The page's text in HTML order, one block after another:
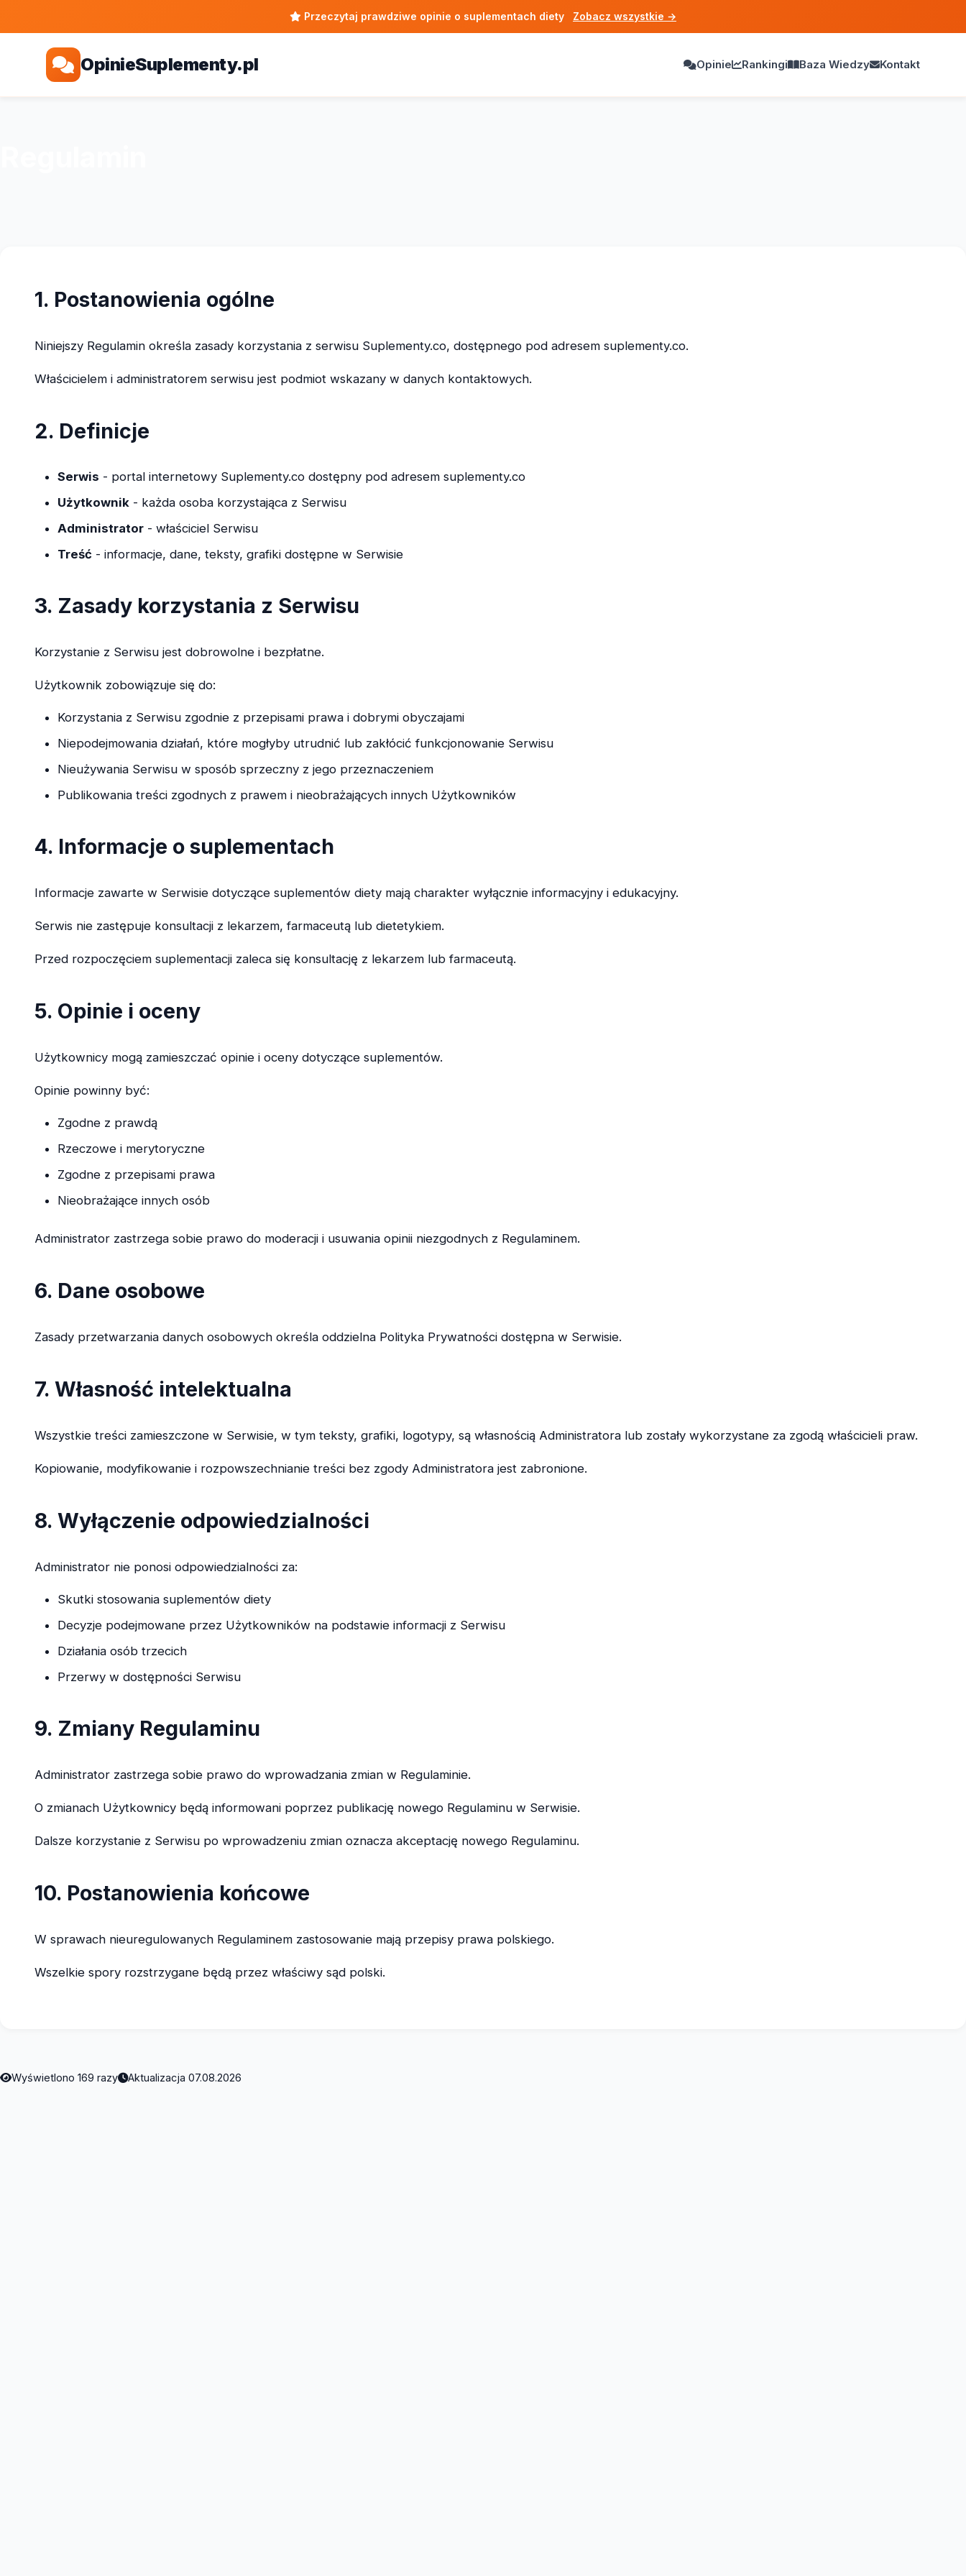
Przeczytaj prawdziwe opinie o suplementach diety Zobacz wszystkie →
OpinieSuplementy.pl Opinie Rankingi Baza Wiedzy Kontakt
1. Postanowienia ogólne
Niniejszy Regulamin określa zasady korzystania z serwisu Suplementy.co, dostępnego pod adresem suplementy.co.
Właścicielem i administratorem serwisu jest podmiot wskazany w danych kontaktowych.
2. Definicje
Serwis - portal internetowy Suplementy.co dostępny pod adresem suplementy.co
Użytkownik - każda osoba korzystająca z Serwisu
Administrator - właściciel Serwisu
Treść - informacje, dane, teksty, grafiki dostępne w Serwisie
3. Zasady korzystania z Serwisu
Korzystanie z Serwisu jest dobrowolne i bezpłatne.
Użytkownik zobowiązuje się do:
Korzystania z Serwisu zgodnie z przepisami prawa i dobrymi obyczajami
Niepodejmowania działań, które mogłyby utrudnić lub zakłócić funkcjonowanie Serwisu
Nieużywania Serwisu w sposób sprzeczny z jego przeznaczeniem
Publikowania treści zgodnych z prawem i nieobrażających innych Użytkowników
4. Informacje o suplementach
Informacje zawarte w Serwisie dotyczące suplementów diety mają charakter wyłącznie informacyjny i edukacyjny.
Serwis nie zastępuje konsultacji z lekarzem, farmaceutą lub dietetykiem.
Przed rozpoczęciem suplementacji zaleca się konsultację z lekarzem lub farmaceutą.
5. Opinie i oceny
Użytkownicy mogą zamieszczać opinie i oceny dotyczące suplementów.
Opinie powinny być:
Zgodne z prawdą
Rzeczowe i merytoryczne
Zgodne z przepisami prawa
Nieobrażające innych osób
Administrator zastrzega sobie prawo do moderacji i usuwania opinii niezgodnych z Regulaminem.
6. Dane osobowe
Zasady przetwarzania danych osobowych określa oddzielna Polityka Prywatności dostępna w Serwisie.
7. Własność intelektualna
Wszystkie treści zamieszczone w Serwisie, w tym teksty, grafiki, logotypy, są własnością Administratora lub zostały wykorzystane za zgodą właścicieli praw.
Kopiowanie, modyfikowanie i rozpowszechnianie treści bez zgody Administratora jest zabronione.
8. Wyłączenie odpowiedzialności
Administrator nie ponosi odpowiedzialności za:
Skutki stosowania suplementów diety
Decyzje podejmowane przez Użytkowników na podstawie informacji z Serwisu
Działania osób trzecich
Przerwy w dostępności Serwisu
9. Zmiany Regulaminu
Administrator zastrzega sobie prawo do wprowadzania zmian w Regulaminie.
O zmianach Użytkownicy będą informowani poprzez publikację nowego Regulaminu w Serwisie.
Dalsze korzystanie z Serwisu po wprowadzeniu zmian oznacza akceptację nowego Regulaminu.
10. Postanowienia końcowe
W sprawach nieuregulowanych Regulaminem zastosowanie mają przepisy prawa polskiego.
Wszelkie spory rozstrzygane będą przez właściwy sąd polski.
Wyświetlono 169 razy Aktualizacja 07.08.2026